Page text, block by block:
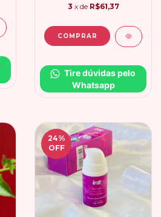
3 x de R$61,37
Tire dúvidas pelo
Whatsapp
24%
OFF